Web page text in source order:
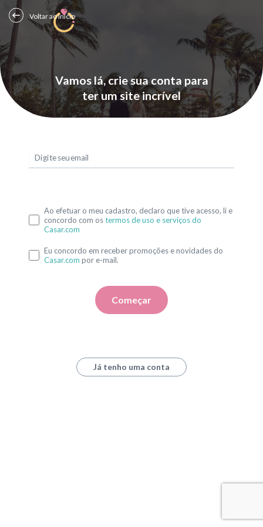
Vamos lá, crie sua conta para
ter um site incrível
Voltar ao Início
Digite seu email
Ao efetuar o meu cadastro, declaro que tive acesso, li e
concordo com ostermos de uso e serviços do
Casar.com
Eu concordo em receber promoções e novidades do
Casar.com por e-mail.
Começar
Já tenho uma conta